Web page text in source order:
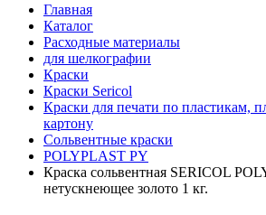
Главная
Каталог
Расходные материалы
для шелкографии
Краски
Краски Sericol
Краски для печати по пластикам,
картону
Сольвентные краски
POLYPLAST PY
Краска сольвентная SERICOL
нетускнеющее золото 1 кг.